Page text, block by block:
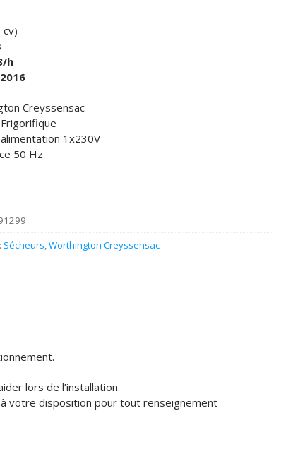
cv)
h
Creyssensac
1x230V
50 Hz
Sécheurs,Worthington Creyssensac
lors de l’installation.
votre disposition pour tout renseignement